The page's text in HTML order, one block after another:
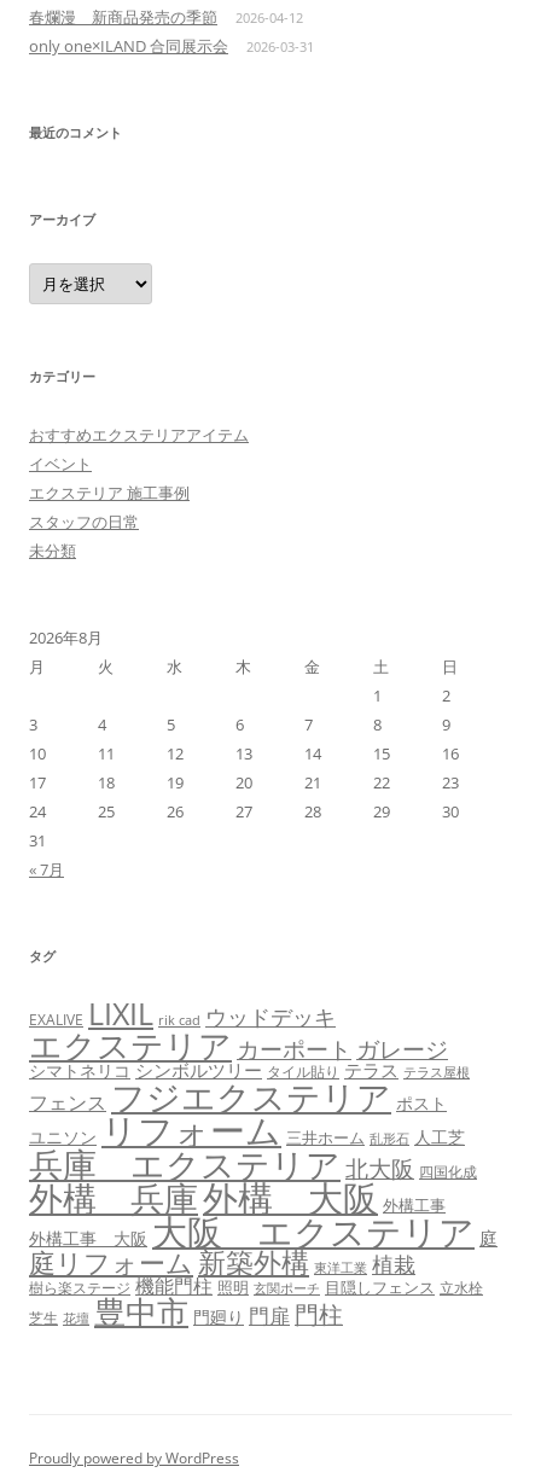
春爛漫 新商品発売の季節 2026-04-12
only one×ILAND 合同展示会 2026-03-31
最近のコメント
アーカイブ
ア
ー
カ
カテゴリー
おすすめエクステリアアイテム
イベント
エクステリア 施工事例
スタッフの日常
未分類
2026年8月
月
火 水 木 金 土
日
1
2
3
4 5 6 7 8
9
10
11 12 13 14 15
16
17
18 19 20 21 22
23
24
25 26 27 28 29
30
31
« 7月
タグ
EXALIVE LIXIL rik cad ウッドデッキ
エクステリア カーポート ガレージ
シマトネリコ シンボルツリー タイル貼り テラス テラス屋根
フェンス フジエクステリア ポスト
ユニソン リフォーム 三井ホーム 乱形石 人工芝
兵庫 エクステリア 北大阪 四国化成
外構 兵庫外構 大阪 外構工事
外構工事 大阪 大阪 エクステリア 庭
庭リフォーム 新築外構 東洋工業 植栽
樹ら楽ステージ 機能門柱 照明 玄関ポーチ 目隠しフェンス 立水栓
芝生 花壇 豊中市 門廻り 門扉 門柱
Proudly powered by WordPress